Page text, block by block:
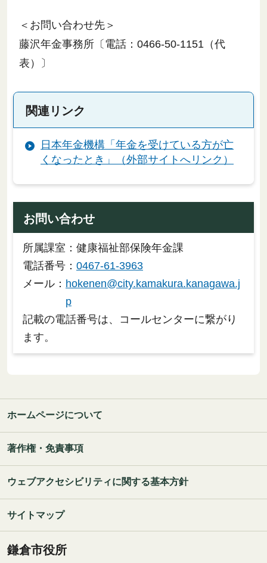
＜お問い合わせ先＞
藤沢年金事務所〔電話：0466-50-1151（代
表）〕
関連リンク
日本年金機構「年金を受けている方が亡
くなったとき」（外部サイトへリンク）
お問い合わせ
所属課室：健康福祉部保険年金課
電話番号： 0467-61-3963
メール： hokenen@city.kamakura.kanagawa.j
p
記載の電話番号は、コールセンターに繋がり
ます。
ホームページについて
著作権・免責事項
ウェブアクセシビリティに関する基本方針
サイトマップ
鎌倉市役所